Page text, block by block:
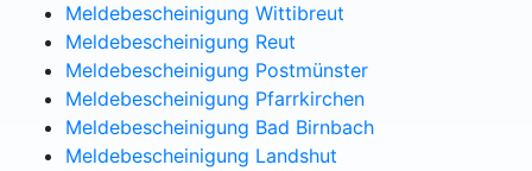
Meldebescheinigung Wittibreut
Meldebescheinigung Reut
Meldebescheinigung Postmünster
Meldebescheinigung Pfarrkirchen
Meldebescheinigung Bad Birnbach
Meldebescheinigung Landshut